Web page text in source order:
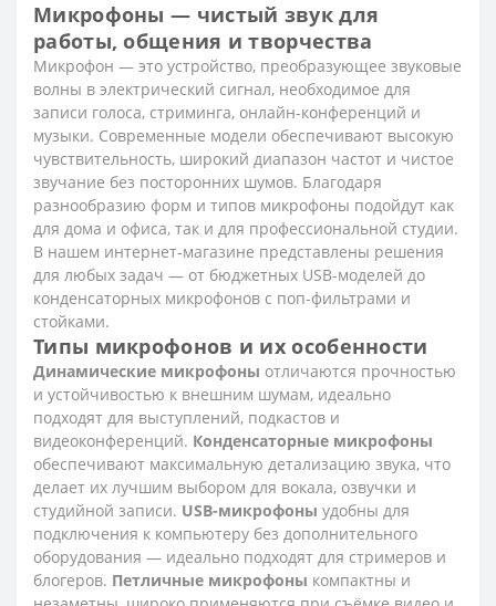
Микрофоны — чистый звук для
работы, общения и творчества
Микрофон — это устройство, преобразующее звуковые
волны в электрический сигнал, необходимое для
записи голоса, стриминга, онлайн-конференций и
музыки. Современные модели обеспечивают высокую
чувствительность, широкий диапазон частот и чистое
звучание без посторонних шумов. Благодаря
разнообразию форм и типов микрофоны подойдут как
для дома и офиса, так и для профессиональной студии.
В нашем интернет-магазине представлены решения
для любых задач — от бюджетных USB-моделей до
конденсаторных микрофонов с поп-фильтрами и
стойками.
Типы микрофонов и их особенности
Динамические микрофоны отличаются прочностью
и устойчивостью к внешним шумам, идеально
подходят для выступлений, подкастов и
видеоконференций. Конденсаторные микрофоны
обеспечивают максимальную детализацию звука, что
делает их лучшим выбором для вокала, озвучки и
студийной записи. USB-микрофоны удобны для
подключения к компьютеру без дополнительного
оборудования — идеально подходят для стримеров и
блогеров. Петличные микрофоны компактны и